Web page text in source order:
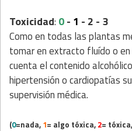
Toxicidad: 0- 1 - 2 - 3
Como en todas las plantas
tomar en extracto fluído o
cuenta el contenido
hipertensión o cardiopatías
supervisión médica.
(0=nada, 1= algo tóxica, 2= tóxica,